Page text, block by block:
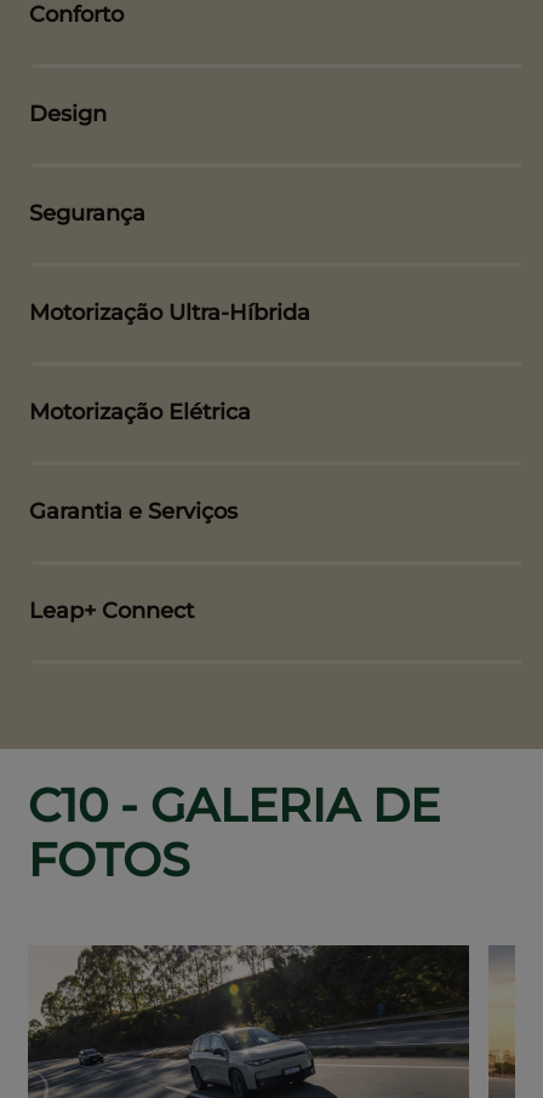
Conforto
Design
Segurança
Motorização Ultra-Híbrida
Motorização Elétrica
Garantia e Serviços
Leap+ Connect
C10 - GALERIA DE
FOTOS